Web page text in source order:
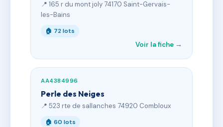
📍 165 r du mont joly 74170 Saint-Gervais-
les-Bains
🏠 72 lots
Voir la fiche →
AA4384996
Perle des Neiges
📍 523 rte de sallanches 74920 Combloux
🏠 60 lots